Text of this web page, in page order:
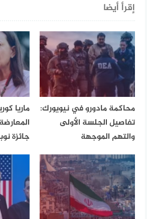
إقرأ أيضا
محاكمة مادورو في نيويورك:
تفاصيل الجلسة الأولى
والتهم الموجهة
ماريا
جائزة